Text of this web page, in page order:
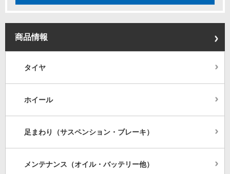
商品情報
タイヤ
ホイール
足まわり（サスペンション・ブレーキ）
メンテナンス（オイル・バッテリー他）